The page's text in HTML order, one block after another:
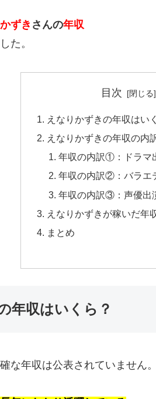
ずき さんの年収
た。
目次
えなりかずきの年収はい
えなりかずきの年収の内
年収の内訳①：ドラマ
年収の内訳②：バラエ
年収の内訳③：声優出
えなりかずきが稼いだ年
まとめ
年収はいくら？
な年収は公表されていません。